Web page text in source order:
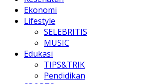
Ekonomi
Lifestyle
SELEBRITIS
MUSIC
Edukasi
TIPS&TRIK
Pendidikan